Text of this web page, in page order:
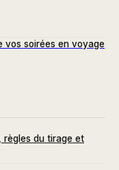
vos soirées en voyage
règles du tirage et